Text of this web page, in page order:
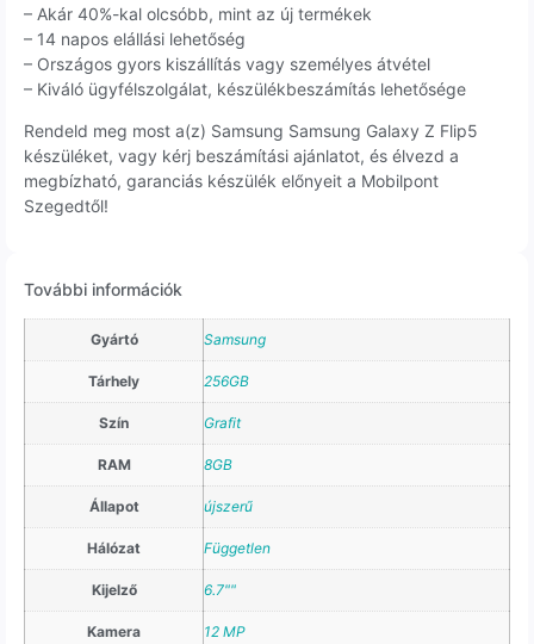
– Akár 40%-kal olcsóbb, mint az új termékek
– 14 napos elállási lehetőség
– Országos gyors kiszállítás vagy személyes átvétel
– Kiváló ügyfélszolgálat, készülékbeszámítás lehetősége
Rendeld meg most a(z) Samsung Samsung Galaxy Z Flip5
készüléket, vagy kérj beszámítási ajánlatot, és élvezd a
megbízható, garanciás készülék előnyeit a Mobilpont
Szegedtől!
További információk
Gyártó Samsung
Tárhely 256GB
Szín Grafit
RAM 8GB
Állapot újszerű
Hálózat Független
Kijelző 6.7""
Kamera 12 MP